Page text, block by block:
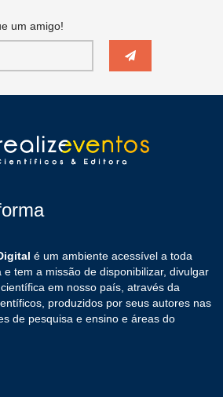
um amigo!
é um ambiente acessível a toda
tem a missão de disponibilizar, divulgar
em nosso país, através da
produzidos por seus autores nas
de pesquisa e ensino e áreas do